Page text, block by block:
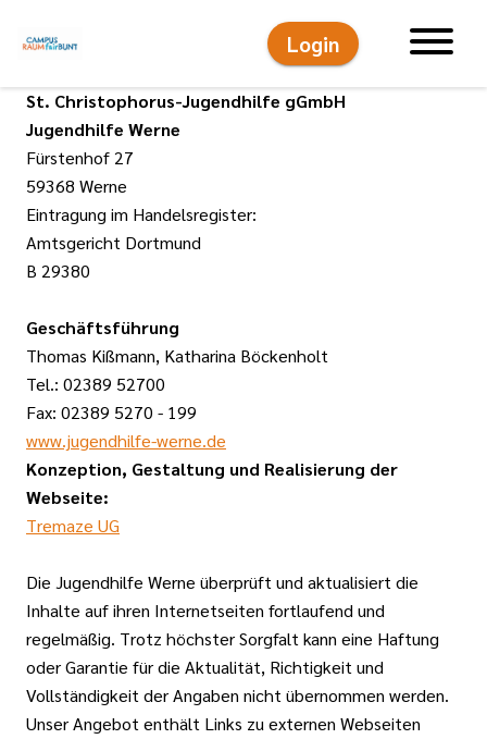
Login
St. Christophorus-Jugendhilfe gGmbH
Jugendhilfe Werne
Fürstenhof 27
59368 Werne
Eintragung im Handelsregister:
Amtsgericht Dortmund
B 29380
Geschäftsführung
Thomas Kißmann, Katharina Böckenholt
Tel.: 02389 52700
Fax: 02389 5270 - 199
www.jugendhilfe-werne.de
Konzeption, Gestaltung und Realisierung der
Webseite:
Tremaze UG
Die Jugendhilfe Werne überprüft und aktualisiert die
Inhalte auf ihren Internetseiten fortlaufend und
regelmäßig. Trotz höchster Sorgfalt kann eine Haftung
oder Garantie für die Aktualität, Richtigkeit und
Vollständigkeit der Angaben nicht übernommen werden.
Unser Angebot enthält Links zu externen Webseiten